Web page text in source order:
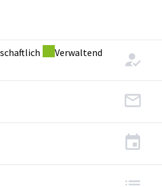
Verwaltend